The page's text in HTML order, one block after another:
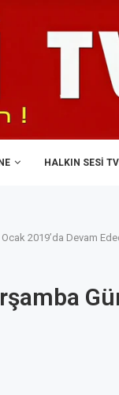
HALKIN SESI
2019’da Devam